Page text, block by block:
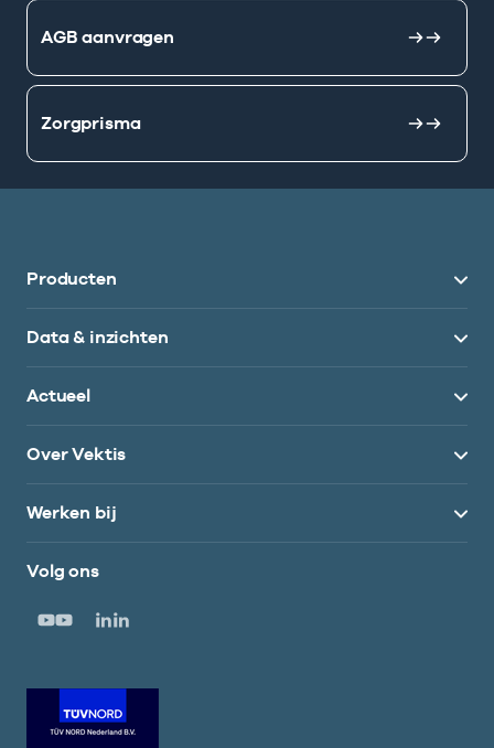
AGB aanvragen
Zorgprisma
Producten
Data & inzichten
Actueel
Over Vektis
Werken bij
Volg ons